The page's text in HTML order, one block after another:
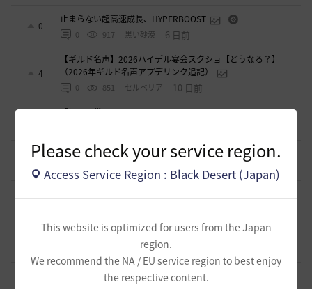
Please check your service region.
Access Service Region : Black Desert (Japan)
This website is optimized for users from the Japan
region.
We recommend the NA / EU service region to best enjoy
the respective content.
0
止まらない超高速成長、HYPERBOOST
0 917 黒い砂漠 6 日前
4
【ギルド名声】2026ハイデル宴会スクショ【どうなる？】
（2026年ギルド名声アプデリンク追記）
0 851 セルベリア 10 日前
「怪しい袋」
2
波に乗って流れ着いた宝の地図の場所
890 倉庫の 2026.07.24
1
ベテラン＆ルーキー クーポン配布
飛鳥雨音 2026.07.24
ドーサやソーサレスの無敵踊りについて